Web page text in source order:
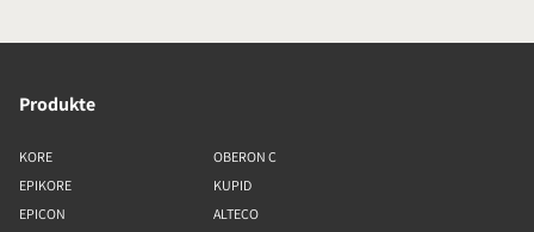
Produkte
KORE
EPIKORE
EPICON
OBERON C
KUPID
ALTECO